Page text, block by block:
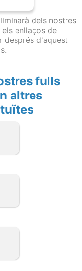
dels nostres
enllaços de
després d'aquest
fulls
altres